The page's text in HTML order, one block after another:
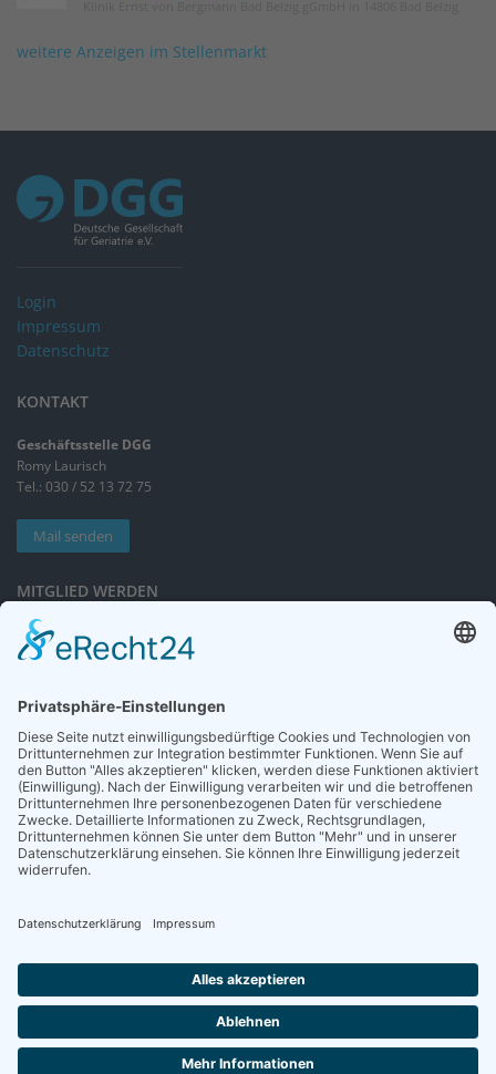
weitere Anzeigen im Stellenmarkt
Login
Impressum
Datenschutz
KONTAKT
Geschäftsstelle DGG
Romy Laurisch
Tel.: 030 / 52 13 72 75
Mail senden
MITGLIED WERDEN
Sieben gute Gründe
für Ihre Mitgliedschaft
NEWSLETTER
Neuigkeiten rund um die Geriatrie und die DGG – regelmäßig in Ihrem
Postfach.
Die Zeitschrift für Gerontologie und Geriatrie informiert über Neues aus
unserem Fach.